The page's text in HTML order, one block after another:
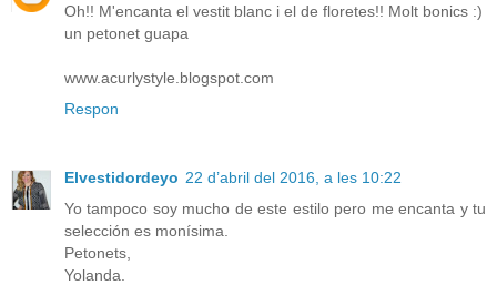
Oh!! M'encanta el vestit blanc i el de floretes!! Molt bonics :)
un petonet guapa
www.acurlystyle.blogspot.com
Respon
Elvestidordeyo 22 d’abril del 2016, a les 10:22
Yo tampoco soy mucho de este estilo pero me encanta y tu
selección es monísima.
Petonets,
Yolanda.